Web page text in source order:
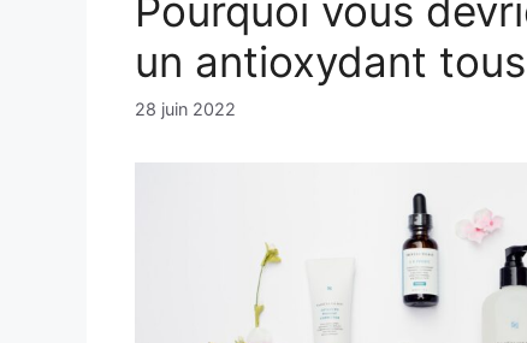
Pourquoi vous
un antioxydant
28 juin 2022